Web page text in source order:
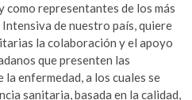
como representantes de los más
de nuestro país, quiere
la colaboración y el apoyo
que presenten las
la enfermedad, a los cuales se
sanitaria, basada en la calidad,